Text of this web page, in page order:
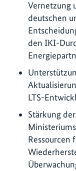
Vernetzung
deutschen
den IKI-
LTS-
Stärkung
Ressourcen